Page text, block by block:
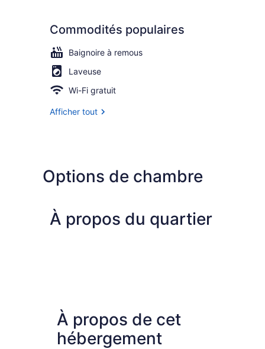
Commodités populaires
Baignoire à remous
Laveuse
Wi-Fi gratuit
Afficher tout
Options de chambre
À propos du quartier
À propos de cet
hébergement